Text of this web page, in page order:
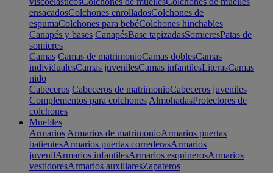
ensacadosColchones enrolladosColchones de
espumaColchones para bebéColchones hinchables
Canapés y bases CanapésBase tapizadasSomieresPatas de
somieres
Camas Camas de matrimonioCamas doblesCamas
individualesCamas juvenilesCamas infantilesLiterasCamas
nido
Cabeceros Cabeceros de matrimonioCabeceros juveniles
Complementos para colchones AlmohadasProtectores de
colchones
Muebles
Armarios Armarios de matrimonioArmarios puertas
batientesArmarios puertas correderasArmarios
juvenilArmarios infantilesArmarios esquinerosArmarios
vestidoresArmarios auxiliaresZapateros